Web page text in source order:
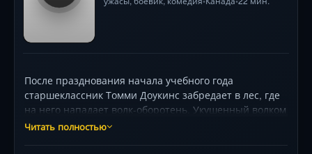
После празднования начала учебного года
старшеклассник Томми Доукинс забредает в лес, где
на него нападает волк-оборотень. Укушенный волком
Томми сам медленно превращается в оборотня. Днем
Читать полностью